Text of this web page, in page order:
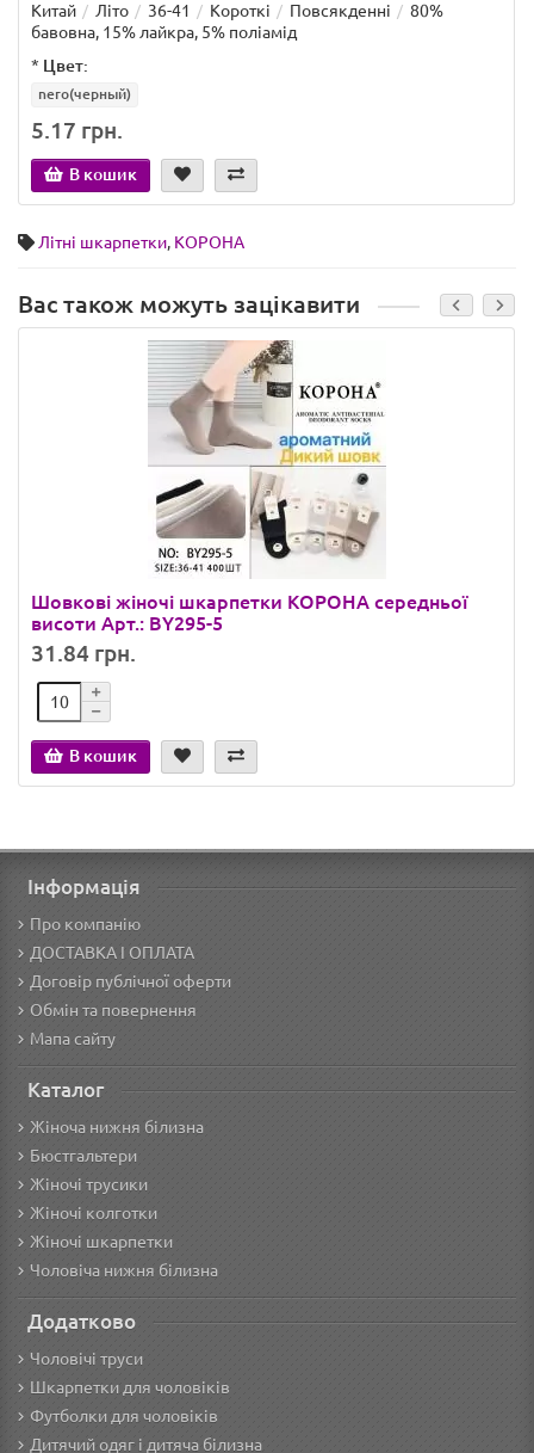
Китай Літо 36-41 Короткі Повсякденні
80%
бавовна, 15% лайкра, 5% поліамід
* Цвет:
nero(черный)
5.17 грн.
В кошик
Літні шкарпетки, КОРОНА
Вас також можуть зацікавити
Шовкові жіночі шкарпетки КОРОНА середньої
висоти Арт.: BY295-5
31.84 грн.
В кошик
Інформація
Про компанію
ДОСТАВКА І ОПЛАТА
Договір публічної оферти
Обмін та повернення
Мапа сайту
Каталог
Жіноча нижня білизна
Бюстгальтери
Жіночі трусики
Жіночі колготки
Жіночі шкарпетки
Чоловіча нижня білизна
Додатково
Чоловічі труси
Шкарпетки для чоловіків
Футболки для чоловіків
Дитячий одяг і дитяча білизна